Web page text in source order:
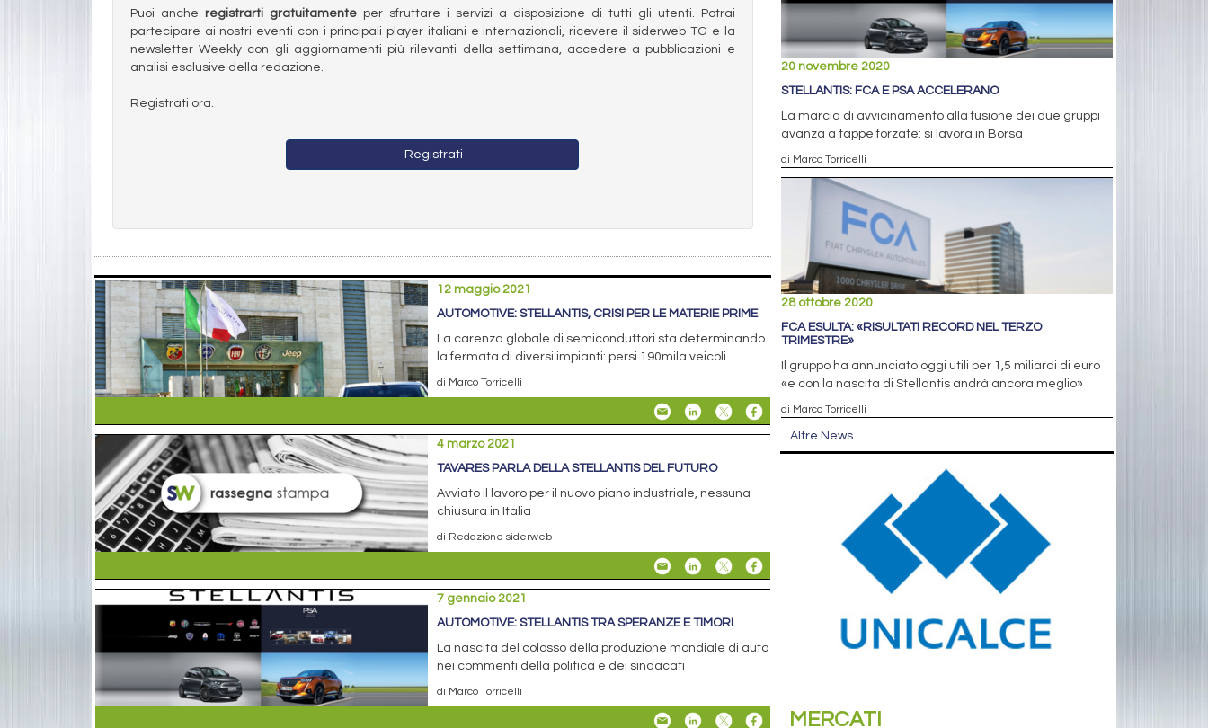
Puoi anche registrarti gratuitamenteper sfruttare i servizi a disposizione di tutti gli utenti. Potrai
partecipare ai nostri eventi con i principali player italiani e internazionali, ricevere il siderweb TG e la
newsletter Weekly con gli aggiornamenti più rilevanti della settimana, accedere a pubblicazioni e
analisi esclusive della redazione.
Registrati ora.
Registrati
12 maggio 2021
AUTOMOTIVE: STELLANTIS, CRISI PER LE MATERIE PRIME
La carenza globale di semiconduttori sta determinando
la fermata di diversi impianti: persi 190mila veicoli
di Marco Torricelli
4 marzo 2021
TAVARES PARLA DELLA STELLANTIS DEL FUTURO
Avviato il lavoro per il nuovo piano industriale, nessuna
chiusura in Italia
di Redazione siderweb
7 gennaio 2021
AUTOMOTIVE: STELLANTIS TRA SPERANZE E TIMORI
La nascita del colosso della produzione mondiale di auto
nei commenti della politica e dei sindacati
di Marco Torricelli
20 novembre 2020
STELLANTIS: FCA E PSA ACCELERANO
La marcia di avvicinamento alla fusione dei due gruppi
avanza a tappe forzate: si lavora in Borsa
di Marco Torricelli
28 ottobre 2020
FCA ESULTA: «RISULTATI RECORD NEL TERZO
TRIMESTRE»
Il gruppo ha annunciato oggi utili per 1,5 miliardi di euro
«e con la nascita di Stellantis andrà ancora meglio»
di Marco Torricelli
Altre News
MERCATI